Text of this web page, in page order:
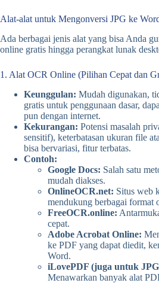
Alat-alat untuk Mengonversi JPG ke
Ada berbagai jenis alat yang bisa Anda
online gratis hingga perangkat lunak
1. Alat OCR Online (Pilihan Cepat dan
Keunggulan: Mudah digunakan,
gratis untuk penggunaan dasar,
pun dengan internet.
Kekurangan: Potensi masalah
sensitif), keterbatasan ukuran file
bisa bervariasi, fitur terbatas.
Contoh:
Google Docs: Salah satu
mudah diakses.
OnlineOCR.net: Situs web
mendukung berbagai format
FreeOCR.online:
cepat.
Adobe Acrobat Online:
ke PDF yang dapat diedit,
Word.
iLovePDF (juga untuk
Menawarkan banyak alat